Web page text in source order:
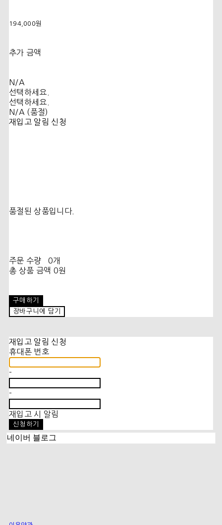
194,000원
추가 금액
N/A
선택하세요.
선택하세요.
N/A (품절)
재입고 알림 신청
품절된 상품입니다.
주문 수량
0개
총 상품 금액 0원
구매하기
장바구니에 담기
재입고 알림 신청
휴대폰 번호
-
-
재입고 시 알림
신청하기
네이버 블로그